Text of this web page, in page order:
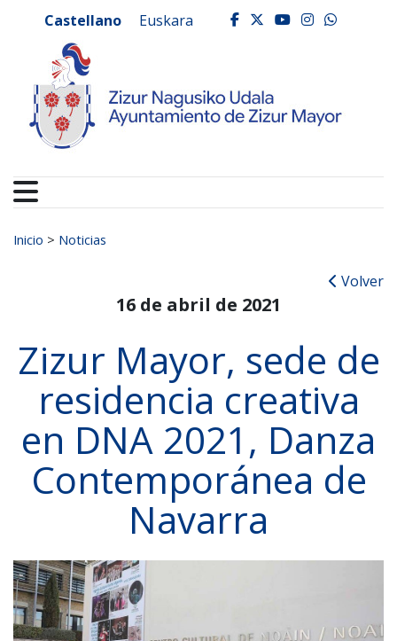
Ayuntamiento de
Castellano Euskara facebook
twitter
youtube
Buscar:
Inicio > Noticias
Volver
16 de abril de 2021
Zizur Mayor, sede de
residencia creativa
en DNA 2021, Danza
Contemporánea de
Navarra